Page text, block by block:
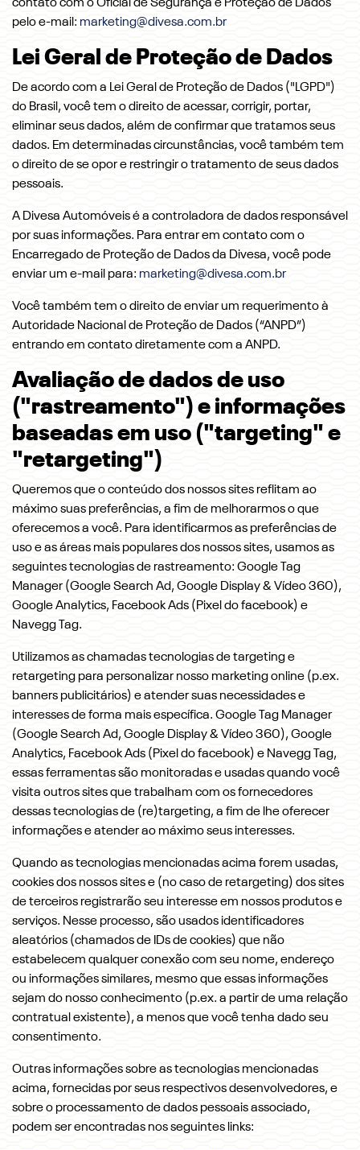
contato com o Oficial de Segurança e Proteção de Dados
pelo e-mail: marketing@divesa.com.br
Lei Geral de Proteção de Dados
De acordo com a Lei Geral de Proteção de Dados ("LGPD")
do Brasil, você tem o direito de acessar, corrigir, portar,
eliminar seus dados, além de confirmar que tratamos seus
dados. Em determinadas circunstâncias, você também tem
o direito de se opor e restringir o tratamento de seus dados
pessoais.
A Divesa Automóveis é a controladora de dados responsável
por suas informações. Para entrar em contato com o
Encarregado de Proteção de Dados da Divesa, você pode
enviar um e-mail para: marketing@divesa.com.br
Você também tem o direito de enviar um requerimento à
Autoridade Nacional de Proteção de Dados (“ANPD”)
entrando em contato diretamente com a ANPD.
Avaliação de dados de uso
("rastreamento") e informações
baseadas em uso ("targeting" e
"retargeting")
Queremos que o conteúdo dos nossos sites reflitam ao
máximo suas preferências, a fim de melhorarmos o que
oferecemos a você. Para identificarmos as preferências de
uso e as áreas mais populares dos nossos sites, usamos as
seguintes tecnologias de rastreamento: Google Tag
Manager (Google Search Ad, Google Display & Vídeo 360),
Google Analytics, Facebook Ads (Pixel do facebook) e
Navegg Tag.
Utilizamos as chamadas tecnologias de targeting e
retargeting para personalizar nosso marketing online (p.ex.
banners publicitários) e atender suas necessidades e
interesses de forma mais específica. Google Tag Manager
(Google Search Ad, Google Display & Vídeo 360), Google
Analytics, Facebook Ads (Pixel do facebook) e Navegg Tag,
essas ferramentas são monitoradas e usadas quando você
visita outros sites que trabalham com os fornecedores
dessas tecnologias de (re)targeting, a fim de lhe oferecer
informações e atender ao máximo seus interesses.
Quando as tecnologias mencionadas acima forem usadas,
cookies dos nossos sites e (no caso de retargeting) dos sites
de terceiros registrarão seu interesse em nossos produtos e
serviços. Nesse processo, são usados identificadores
aleatórios (chamados de IDs de cookies) que não
estabelecem qualquer conexão com seu nome, endereço
ou informações similares, mesmo que essas informações
sejam do nosso conhecimento (p.ex. a partir de uma relação
contratual existente), a menos que você tenha dado seu
consentimento.
Outras informações sobre as tecnologias mencionadas
acima, fornecidas por seus respectivos desenvolvedores, e
sobre o processamento de dados pessoais associado,
podem ser encontradas nos seguintes links: